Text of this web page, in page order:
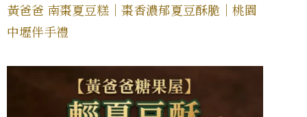
黃爸爸 南棗夏豆糕｜棗香濃郁夏豆酥脆｜桃園
中壢伴手禮